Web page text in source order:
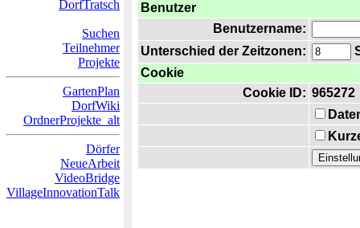
DorfTratsch
Suchen
Teilnehmer
Projekte
GartenPlan
DorfWiki
OrdnerProjekte_alt
Dörfer
NeueArbeit
VideoBridge
VillageInnovationTalk
Benutzer
Benutzername:
Unterschied der Zeitzonen:
Cookie
Cookie ID: 965272